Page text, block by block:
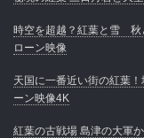
時空を超越？紅葉と雪 秋
ローン映像
天国に一番近い街の紅葉
ーン映像4K
紅葉の古戦場 島津の大軍